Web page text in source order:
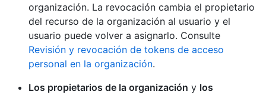
organización. La revocación cambia el propietario
del recurso de la organización al usuario y el
usuario puede volver a asignarlo. Consulte
Revisión y revocación de tokens de acceso
personal en la organización.
Los propietarios de la organización y los